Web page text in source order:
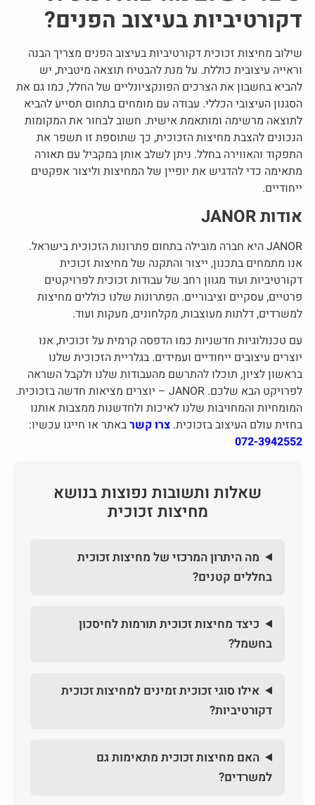
דקורטיביות בעיצוב הפנים?
שילוב מחיצות זכוכית דקורטיביותבעיצוב הפנים מצריך הבנה
וראייה עיצובית כוללת. על מנת להבטיח תוצאה מיטבית, יש
להביא בחשבון את הצרכים הפונקציונליים של החלל, כמו גם את
הסגנון העיצובי הכללי. עבודה עם מומחים בתחום תסייע להביא
לתוצאה מרשימה ומותאמת אישית. חשוב לבחור את המקומות
הנכונים להצבת מחיצות הזכוכית, כך שתוספת זו תשפר את
התפקוד והאווירה בחלל. ניתן לשלב אותן במקביל עם תאורה
מתאימה כדי להדגיש את יופיין של המחיצות וליצור אפקטים
ייחודיים.
אודות JANOR
JANOR היא חברה מובילה בתחום פתרונות הזכוכית בישראל.
אנו מתמחים בתכנון, ייצור והתקנה של מחיצות זכוכית
דקורטיביות ועוד מגוון רחב של עבודות זכוכית לפרויקטים
פרטיים, עסקיים וציבוריים. הפתרונות שלנו כוללים מחיצות
למשרדים, דלתות מעוצבות, מקלחונים, מעקות ועוד.
עם טכנולוגיות חדשניות כמו הדפסה קרמית על זכוכית, אנו
יוצרים עיצובים ייחודיים ועמידים. בגלריית הזכוכית שלנו
בראשון לציון, תוכלו להתרשם מהעבודות שלנו ולקבל השראה
לפרויקט הבא שלכם. JANOR – יוצרים מציאות חדשה בזכוכית.
המומחיות והמחויבות שלנו לאיכות ולחדשנות ממצבות אותנו
בחזית עולם העיצוב בזכוכית. צרו קשרבאתר או חייגו עכשיו:
072-3942552
שאלות ותשובות נפוצות בנושא
מחיצות זכוכית
מה היתרון המרכזי של מחיצות זכוכית
בחללים קטנים?
כיצד מחיצות זכוכית תורמות לחיסכון
בחשמל?
אילו סוגי זכוכית זמינים למחיצות זכוכית
דקורטיביות?
האם מחיצות זכוכית מתאימות גם
למשרדים?